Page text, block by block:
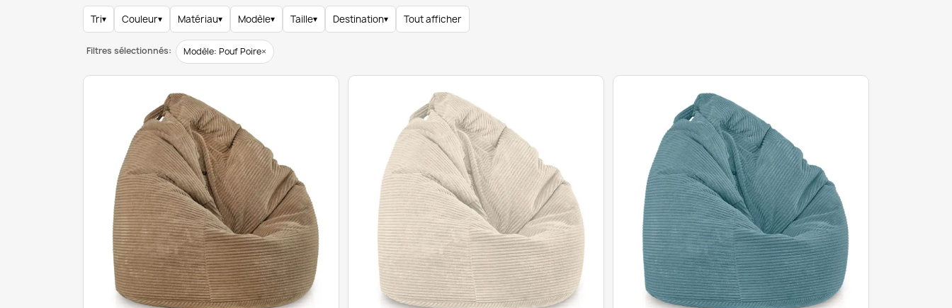
Tri▾ Couleur▾ Matériau▾ Modèle▾ Taille▾ Destination▾ Tout afficher
Filtres sélectionnés: Modèle: Pouf Poire×